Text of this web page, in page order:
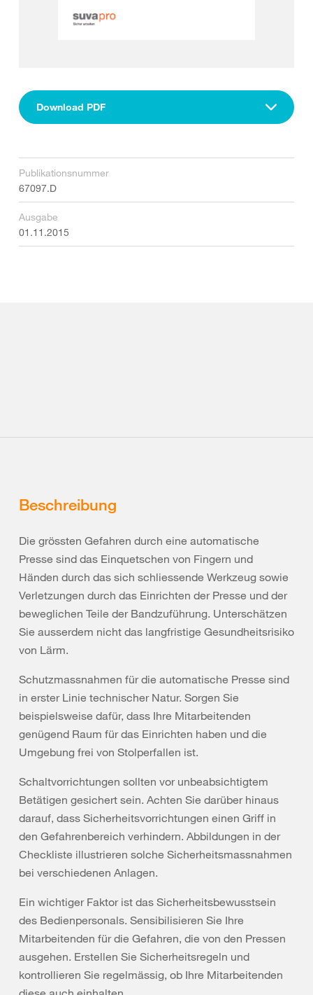
Download PDF
Publikationsnummer
67097.D
Ausgabe
01.11.2015
Beschreibung
Die grössten Gefahren durch eine automatische
Presse sind das Einquetschen von Fingern und
Händen durch das sich schliessende Werkzeug sowie
Verletzungen durch das Einrichten der Presse und der
beweglichen Teile der Bandzuführung. Unterschätzen
Sie ausserdem nicht das langfristige Gesundheitsrisiko
von Lärm.
Schutzmassnahmen für die automatische Presse sind
in erster Linie technischer Natur. Sorgen Sie
beispielsweise dafür, dass Ihre Mitarbeitenden
genügend Raum für das Einrichten haben und die
Umgebung frei von Stolperfallen ist.
Schaltvorrichtungen sollten vor unbeabsichtigtem
Betätigen gesichert sein. Achten Sie darüber hinaus
darauf, dass Sicherheitsvorrichtungen einen Griff in
den Gefahrenbereich verhindern. Abbildungen in der
Checkliste illustrieren solche Sicherheitsmassnahmen
bei verschiedenen Anlagen.
Ein wichtiger Faktor ist das Sicherheitsbewusstsein
des Bedienpersonals. Sensibilisieren Sie Ihre
Mitarbeitenden für die Gefahren, die von den Pressen
ausgehen. Erstellen Sie Sicherheitsregeln und
kontrollieren Sie regelmässig, ob Ihre Mitarbeitenden